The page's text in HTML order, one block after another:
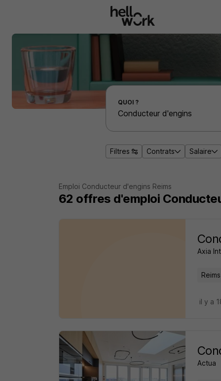
Effectuer une recherche d'emploi par localité
QUOI ?
Filtres Contrats Salaire
Emploi Conducteur d'engins Reims
62 offres d'emploi
Axia
il y a
Actua